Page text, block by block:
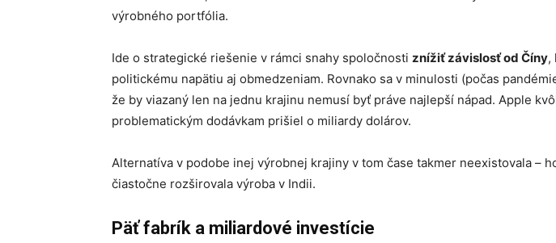
výrobného portfólia.
Ide o strategické riešenie v rámci snahy spoločnosti znížiť závislosť od Číny,
politickému napätiu aj obmedzeniam. Rovnako sa v minulosti (počas
že by viazaný len na jednu krajinu nemusí byť práve najlepší nápad. Apple
problematickým dodávkam prišiel o miliardy dolárov.
Alternatíva v podobe inej výrobnej krajiny v tom čase takmer neexistovala –
čiastočne rozširovala výroba v Indii.
Päť fabrík a miliardové investície